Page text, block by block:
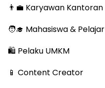
👨‍💼 Karyawan Kantoran
🧑‍🎓 Mahasiswa & Pelajar
🛍️ Pelaku UMKM
📱 Content Creator